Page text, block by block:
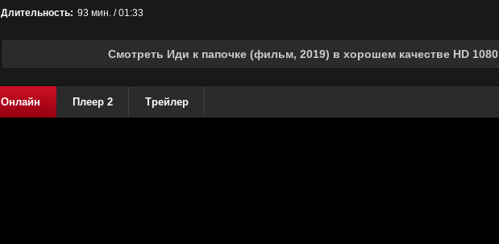
Длительность: 93 мин. / 01:33
Смотреть Иди к папочке (фильм, 2019) в хорошем качестве HD 1080
Онлайн Плеер 2 Трейлер